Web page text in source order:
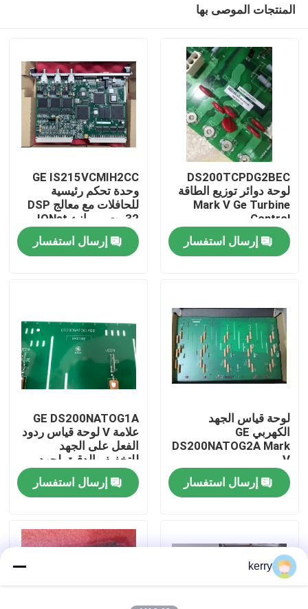
المنزل
المنتجات
معلومات عنا
جولة في المعمل
رقابة جودة
اتصل بنا
اطلب اقتباس
المنتجات الموصى بها
DS200TCPDG2BEC
لوحة دوائر توزيع الطاقة
Mark V Ge Turbine
Control
إرسال استفسار
GE IS215VCMIH2CC
وحدة تحكم رئيسية
للحافلات مع معالج DSP
32 بت وموانئ IONet
Ethernet للأتمتة
الصناعيةإرسال استفسار
لوحة قياس الجهد
الكهربي GE
DS200NATOG2A Mark
V
إرسال استفسار
GE DS200NATOG1A
علامة V لوحة قياس ردود
الفعل على الجهد
للتخفيف الدقيق لجهد
التيار المتردد / التيار
المتردد مع تكامل VME
Backplane
إرسال استفسار
kerry